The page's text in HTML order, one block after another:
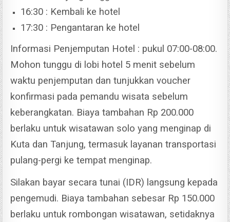
16:30 : Kembali ke hotel
17:30 : Pengantaran ke hotel
Informasi Penjemputan Hotel : pukul 07:00-08:00.
Mohon tunggu di lobi hotel 5 menit sebelum
waktu penjemputan dan tunjukkan voucher
konfirmasi pada pemandu wisata sebelum
keberangkatan. Biaya tambahan Rp 200.000
berlaku untuk wisatawan solo yang menginap di
Kuta dan Tanjung, termasuk layanan transportasi
pulang-pergi ke tempat menginap.
Silakan bayar secara tunai (IDR) langsung kepada
pengemudi. Biaya tambahan sebesar Rp 150.000
berlaku untuk rombongan wisatawan, setidaknya